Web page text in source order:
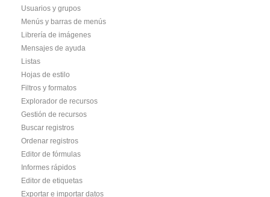
Usuarios y grupos
Menús y barras de menús
Librería de imágenes
Mensajes de ayuda
Listas
Hojas de estilo
Filtros y formatos
Explorador de recursos
Gestión de recursos
Buscar registros
Ordenar registros
Editor de fórmulas
Informes rápidos
Editor de etiquetas
Exportar e importar datos